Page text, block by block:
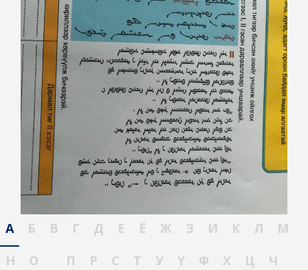
А Б В Г Д Е Ё Ж З И К Л
М
Н
О П Р С Т У Ү Ф Х Ц
Ч